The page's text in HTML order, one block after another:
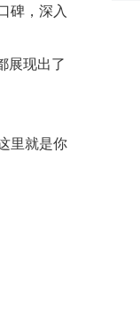
碑，深入
展现出了
里就是你